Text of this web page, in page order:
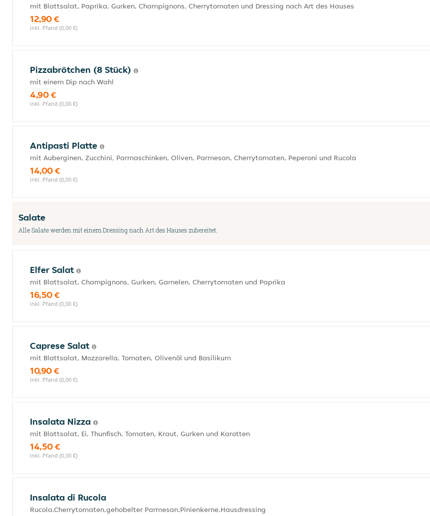
mit Blattsalat, Paprika, Gurken, Champignons, Cherrytomaten und Dressing nach Art des Hauses
12,90 €
inkl. Pfand (0,00 €)
Pizzabrötchen (8 Stück)
mit einem Dip nach Wahl
4,90 €
inkl. Pfand (0,00 €)
Antipasti Platte
mit Auberginen, Zucchini, Parmaschinken, Oliven, Parmesan, Cherrytomaten, Peperoni und Rucola
14,00 €
inkl. Pfand (0,00 €)
Salate
Alle Salate werden mit einem Dressing nach Art des Hauses zubereitet.
Elfer Salat
mit Blattsalat, Champignons, Gurken, Garnelen, Cherrytomaten und Paprika
16,50 €
inkl. Pfand (0,00 €)
Caprese Salat
mit Blattsalat, Mozzarella, Tomaten, Olivenöl und Basilikum
10,90 €
inkl. Pfand (0,00 €)
Insalata Nizza
mit Blattsalat, Ei, Thunfisch, Tomaten, Kraut, Gurken und Karotten
14,50 €
inkl. Pfand (0,00 €)
Insalata di Rucola
Rucola,Cherrytomaten,gehobelter Parmesan,Pinienkerne,Hausdressing